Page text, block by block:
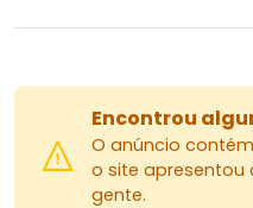
Encontrou
O anúncio
o site apresentou
gente.